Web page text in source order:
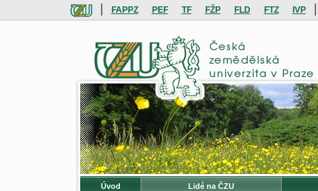
FAPPZ PEF TF FŽP FLD FTZ IVP
Úvod Lidé na ČZU